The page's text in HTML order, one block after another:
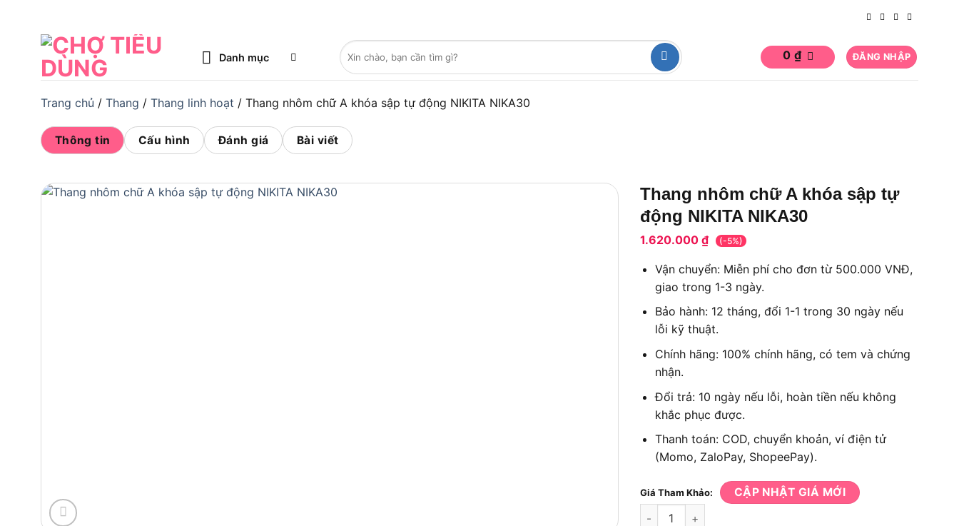
Danh mục
Tìm
kiếm:
0 ₫ ĐĂNG NHẬP
Trang chủ / Thang / Thang linh hoạt / Thang nhôm chữ A khóa sập tự động NIKITA NIKA30
Thông tin Cấu hình Đánh giá Bài viết
Thang nhôm chữ A khóa sập tự
động NIKITA NIKA30
1.620.000 ₫ (-5%)
Vận chuyển: Miễn phí cho đơn từ 500.000 VNĐ,
giao trong 1-3 ngày.
Bảo hành: 12 tháng, đổi 1-1 trong 30 ngày nếu
lỗi kỹ thuật.
Chính hãng: 100% chính hãng, có tem và chứng
nhận.
Đổi trả: 10 ngày nếu lỗi, hoàn tiền nếu không
khắc phục được.
Thanh toán: COD, chuyển khoản, ví điện tử
(Momo, ZaloPay, ShopeePay).
Giá Tham Khảo: CẬP NHẬT GIÁ MỚI
Thang nhôm chữ A khóa sập tự động NIKITA NIKA30 số lượng